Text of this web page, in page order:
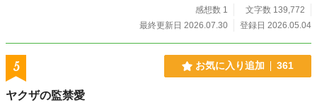
感想数 1
文字数 139,772
最終更新日 2026.07.30
登録日 2026.05.04
5 お気に入り追加 361
ヤクザの監禁愛